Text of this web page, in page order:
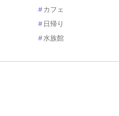
# カフェ
# 日帰り
#水族館